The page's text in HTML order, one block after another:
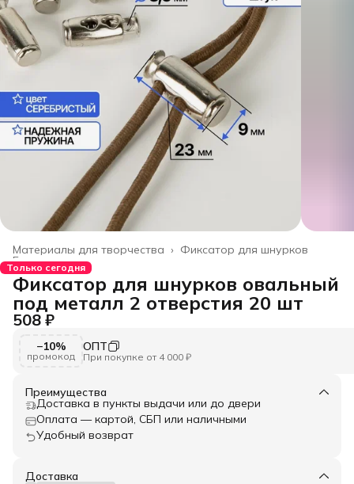
Фиксатор для шнурков
Материалы для творчества ›
Главная ›
Только сегодня
Фиксатор для шнурков овальный
под металл 2 отверстия 20 шт
508 ₽
−10%
промокод
ОПТ
При покупке от 4 000 ₽
Преимущества
Доставка в пункты выдачи или до двери
Оплата — картой, СБП или наличными
Удобный возврат
Доставка